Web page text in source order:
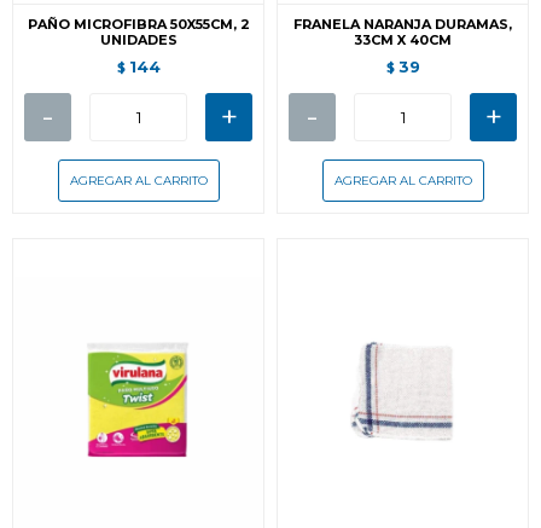
PAÑO MICROFIBRA 50X55CM, 2
UNIDADES
$ 144
- +
FRANELA NARANJA DURAMAS,
33CM X 40CM
$ 39
- +